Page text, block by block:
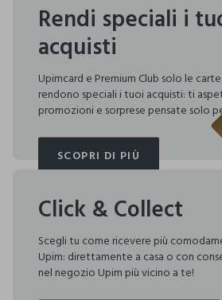
Rendi speciali i
acquisti
Upimcard e Premium Club solo le
rendono speciali i tuoi acquisti: ti
promozioni e sorprese pensate solo
SCOPRI DI PIÙ
SCOPRI DI PIÙ
Click & Collect
Scegli tu come ricevere più
Upim: direttamente a casa o con
nel negozio Upim più vicino a te!